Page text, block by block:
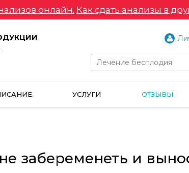
онлайн. Как сдать анализы в
УСЛУГИ ОТЗЫВЫ
забеременеть и